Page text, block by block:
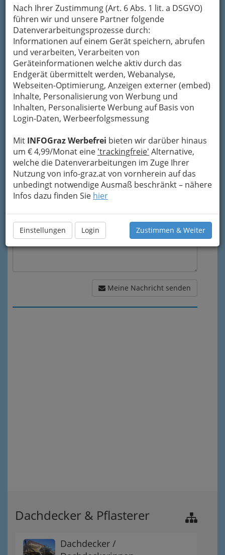
Nach Ihrer Zustimmung (Art. 6 Abs. 1 lit. a DSGVO)
führen wir und unsere Partner folgende
Datenverarbeitungsprozesse durch:
Informationen auf einem Gerät speichern, abrufen
und verarbeiten, Verarbeiten von
Geräteinformationen welche aktiv durch das
Endgerät übermittelt werden, Webanalyse,
Webseiten-Optimierung, Anzeigen externer (embed)
Inhalte, Personalisierung von Werbung und
Inhalten, Personalisierte Werbung auf Basis von
Login-Daten, Werbeerfolgsmessung
Mit INFOGraz Werbefrei bieten wir darüber hinaus
um € 4,99/Monat eine 'trackingfreie' Alternative,
welche die Datenverarbeitungen im Zuge Ihrer
Nutzung von info-graz.at von vornherein auf das
unbedingt notwendige Ausmaß beschränkt – nähere
Infos dazu finden Sie hier
Einstellungen Login Zustimmen & Weiter
Formular. Ihre Nachricht wird nach dem
Absenden umgehend per Mail an das
Unternehmen Adolf Gamperl Gesellschaft
m.b.H. weitergeleitet.
Mein Name
Meine Email Adresse
Meine Nachricht
Meine Nachricht senden
Dachdecker & Pflasterer
Dachdecker /